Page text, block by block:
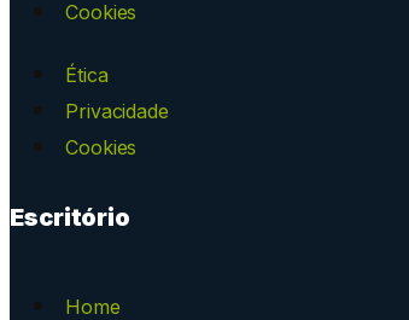
Cookies
Ética
Privacidade
Cookies
Escritório
Home